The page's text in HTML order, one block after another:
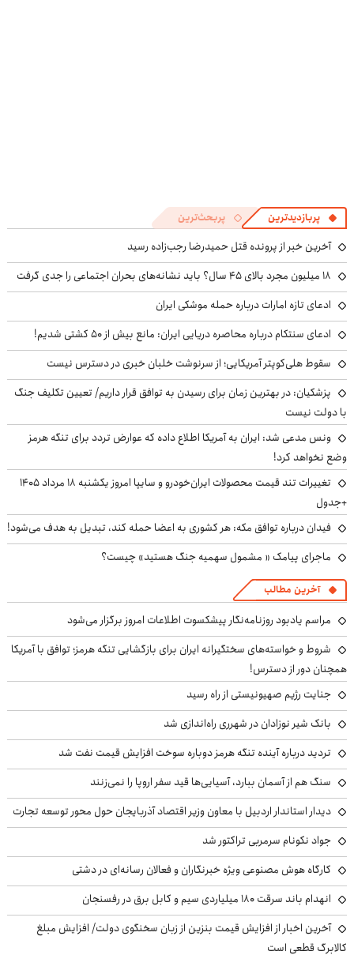
پربازدیدترین پربحث‌ترین
آخرین خبر از پرونده قتل حمیدرضا رجب‌زاده رسید
۱۸ میلیون مجرد بالای ۴۵ سال؟ باید نشانه‌های بحران اجتماعی را جدی گرفت
ادعای تازه امارات درباره حمله موشکی ایران
ادعای سنتکام درباره محاصره دریایی ایران: مانع بیش از ۵۰ کشتی شدیم!
سقوط هلی‌کوپتر آمریکایی؛ از سرنوشت خلبان خبری در دسترس نیست
پزشکیان‌: در بهترین زمان برای رسیدن به توافق قرار داریم/ تعیین تکلیف جنگ
با دولت نیست
ونس مدعی شد: ایران به آمریکا اطلاع داده که عوارض تردد برای تنگه هرمز
وضع نخواهد کرد!
تغییرات تند قیمت محصولات ایران‌خودرو و سایپا امروز یکشنبه ۱۸ مرداد ۱۴۰۵
+جدول
فیدان درباره توافق مکه: هر کشوری به اعضا حمله کند، تبدیل به هدف می‌شود!
ماجرای پیامک « مشمول سهمیه جنگ هستید» چیست؟
آخرین مطالب
مراسم یادبود روزنامه‌نگار پیشکسوت اطلاعات امروز برگزار می‌شود
شروط و خواسته‌های سختگیرانه ایران برای بازگشایی تنگه هرمز؛ توافق با آمریکا
همچنان دور از دسترس!
جنایت رژیم صهیونیستی از راه رسید
بانک شیر نوزادان در شهرری راه‌اندازی شد
تردید درباره آینده تنگه هرمز دوباره سوخت افزایش قیمت نفت شد
سنگ هم از آسمان ببارد، آسیایی‌ها قید سفر اروپا را نمی‌زنند
دیدار استاندار اردبیل با معاون وزیر اقتصاد آذربایجان حول محور توسعه تجارت
جواد نکونام سرمربی تراکتور شد
کارگاه هوش مصنوعی ویژه خبرنگاران و فعالان رسانه‌ای در دشتی
انهدام باند سرقت ۱۸۰ میلیاردی سیم و کابل برق در رفسنجان
آخرین اخبار از افزایش قیمت بنزین از زبان سخنگوی دولت/ افزایش مبلغ
کالابرگ قطعی است